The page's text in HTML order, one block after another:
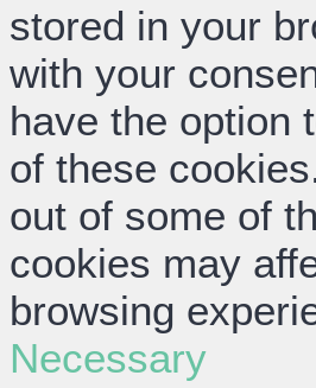
stored in your
with your
have the option
of these
out of some of
cookies may
browsing
Necessary